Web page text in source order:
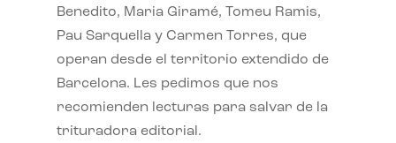
Benedito, Maria Giramé, Tomeu Ramis,
Pau Sarquella y Carmen Torres, que
operan desde el territorio extendido de
Barcelona. Les pedimos que nos
recomienden lecturas para salvar de la
trituradora editorial.